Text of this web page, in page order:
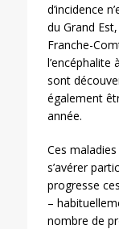
d’incidence
du Grand
Franche-
l’encéphalite
sont
également
année.
Ces
s’avérer
progresse
–
nombre de